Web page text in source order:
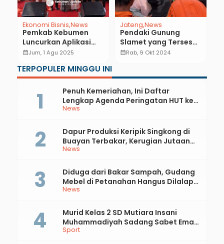
Ekonomi Bisnis News
Pemkab Kebumen
Luncurkan Aplikasi
SIPKALI untuk PKL, Ini
calendar_monthJum, 1 Agu 2025
Jateng News
Pendaki Gunung
Slamet yang Tersesat
Ditemukan Selamat
calendar_monthRab, 9 Okt 2024
TERPOPULER MINGGU INI
News
Penuh Kemeriahan, Ini Daftar
Lengkap Agenda Peringatan HUT ke-
81 RI dan Hari Jadi ke-397 Kabupaten
News
Dapur Produksi Keripik Singkong di
Buayan Terbakar, Kerugian Jutaan
Rupiah
News
Diduga dari Bakar Sampah, Gudang
Mebel di Petanahan Hangus Dilalap
Api
Sport
Murid Kelas 2 SD Mutiara Insani
Muhammadiyah Sadang Sabet Emas
dan Perak di Kejurda Tapak Suci